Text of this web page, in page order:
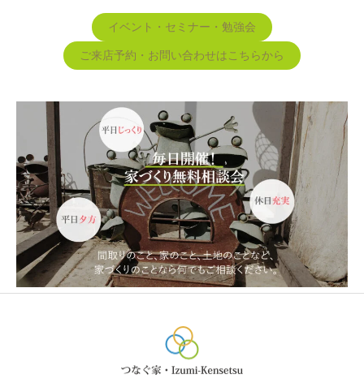
イベント・セミナー・勉強会
ご来店予約・お問い合わせはこちらから